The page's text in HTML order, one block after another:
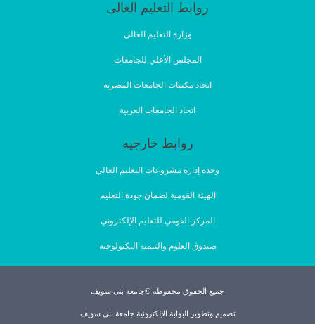
روابط التعليم العالى
وزارة التعليم العالي
المجلس الأعلي للجامعات
اتحاد مكتبات الجامعات المصرية
اتحاد الجامعات العربية
روابط خارجيه
وحدة إدارة مشروعات التعليم العالي
الهيئة القومية لضمان جودة التعليم
المركز القومي للتعليم الإلكتروني
صندوق العلوم والتنمية التكنولوجية
جميع الحقوق محفوظة ©جامعة بنى سويف
تصميم وتطوير البوابة الإلكترونية جامعة بنى سويف